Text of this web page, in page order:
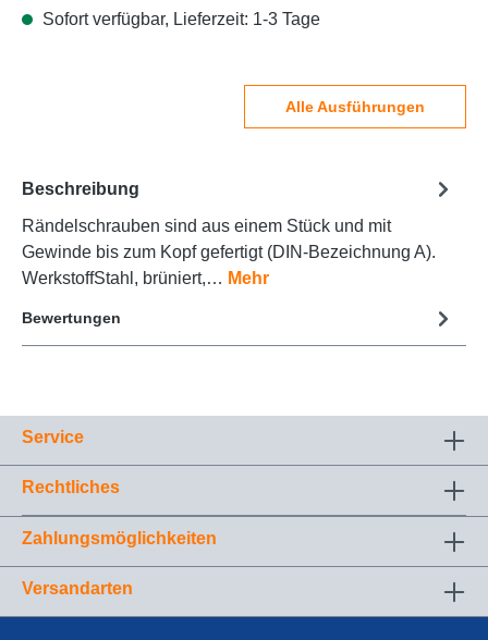
Sofort verfügbar, Lieferzeit: 1-3 Tage
Alle Ausführungen
Beschreibung
Rändelschrauben sind aus einem Stück und mit
Gewinde bis zum Kopf gefertigt (DIN-Bezeichnung A).
WerkstoffStahl, brüniert,… Mehr
Bewertungen
Service
Rechtliches
Zahlungsmöglichkeiten
Versandarten